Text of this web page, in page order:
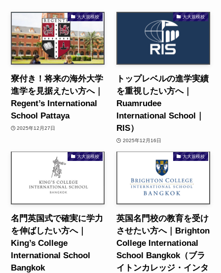
大大規模校
寮付き！将来の海外大学
進学を見据えたい方へ｜
Regent’s International
School Pattaya
2025年12月27日
大大規模校
トップレベルの進学実績
を重視したい方へ｜
Ruamrudee
International School｜
RIS）
2025年12月16日
大大規模校
名門英国式で確実に学力
を伸ばしたい方へ｜
King’s College
International School
Bangkok
大大規模校
英国名門校の教育を受け
させたい方へ｜Brighton
College International
School Bangkok（ブラ
イトンカレッジ・インタ